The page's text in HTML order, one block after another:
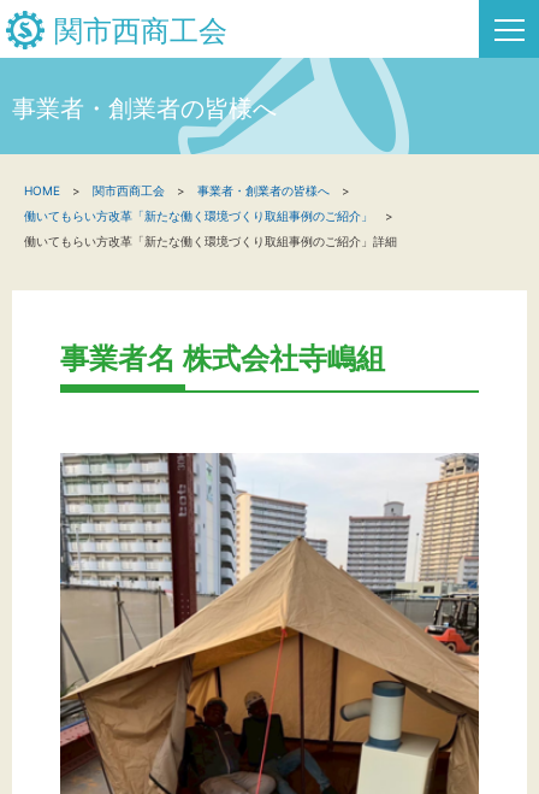
関市西商工会
新着情報
関市西商工会について
お問い合わせ
文字サイズ
標準
背景色
事業者・創業者の皆様へ
HOME 関市西商工会
事業者・創業者の皆様へ
働いてもらい方改革「新たな働く環境づくり取組事例のご紹介」
働いてもらい方改革「新たな働く環境づくり取組事例のご紹介」詳細
事業者名 株式会社寺嶋組